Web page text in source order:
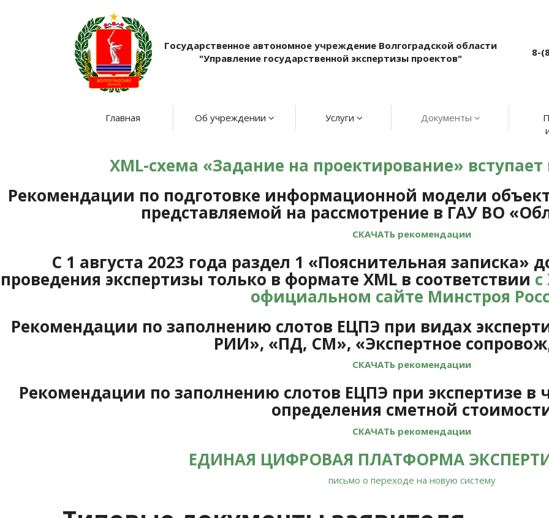
Государственное автономное учреждение Волгоградской области
"Управление государственной экспертизы проектов"
8-
Главная Об учреждении Услуги Документы
XML-схема «Задание на проектирование» вступает
Рекомендации по подготовке информационной модели
представляемой на рассмотрение в ГАУ ВО
СКАЧАТЬ рекомендации
С 1 августа 2023 года раздел 1 «Пояснительная записка»
проведения экспертизы только в формате XML в соответствиис
официальном сайте Минстроя
Рекомендации по заполнению слотов ЕЦПЭ при видах
РИИ», «ПД, СМ», «Экспертное
СКАЧАТЬ рекомендации
Рекомендации по заполнению слотов ЕЦПЭ при экспертизе в
определения сметной
СКАЧАТЬ рекомендации
ЕДИНАЯ ЦИФРОВАЯ ПЛАТФОРМА
письмо о переходе на новую систему